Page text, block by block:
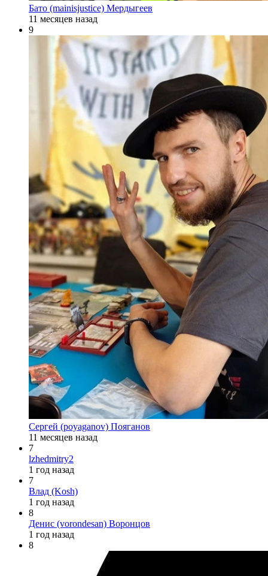
Бато (mainisjustice) Мердыгеев
11 месяцев назад
9
Сергей (poyaganov) Пояганов
11 месяцев назад
7
lzhedmitry2
1 год назад
7
Влад (Kosh)
1 год назад
8
Денис (vorondesan) Воронцов
1 год назад
8